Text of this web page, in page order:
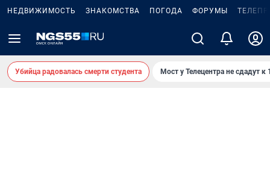
НЕДВИЖИМОСТЬ ЗНАКОМСТВА ПОГОДА ФОРУМЫ
Убийца радовалась смерти студента Мост у Телецентра не сдадут к